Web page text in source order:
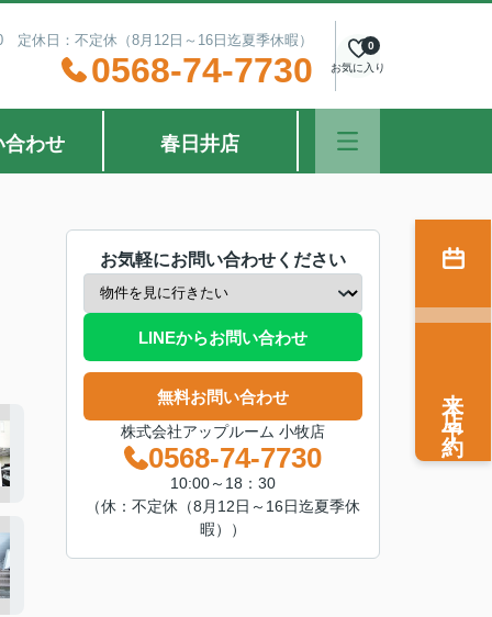
定休日：不定休（8月12日～16日迄夏季休暇）
0568-74-7730 お気に入り
0
合わせ 春日井店
お気軽にお問い合わせください
LINEからお問い合わせ
無料お問い合わせ
株式会社アップルーム 小牧店
0568-74-7730
10:00～18：30
（休：不定休（8月12日～16日迄夏季休
暇））
来店予約